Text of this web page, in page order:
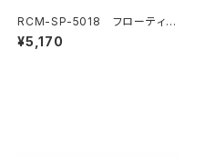
RCM-SP-5018 フローティン
グエレクトロニクスプレートバル
クヘッド(6.5g)(オプション)
¥5,170